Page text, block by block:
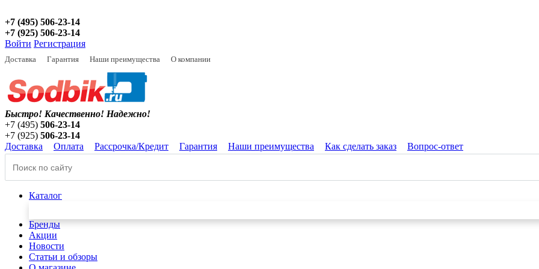
+7 (495) 506-23-14
+7 (925) 506-23-14
Войти Регистрация
Доставка Гарантия Наши преимущества О компании
Быстро! Качественно! Надежно!
+7 (495) 506-23-14
+7 (925) 506-23-14
Доставка
Оплата Рассрочка/Кредит Гарантия Наши преимущества Как сделать заказ Вопрос-ответ
Каталог
Бренды
Акции
Новости
Статьи и обзоры